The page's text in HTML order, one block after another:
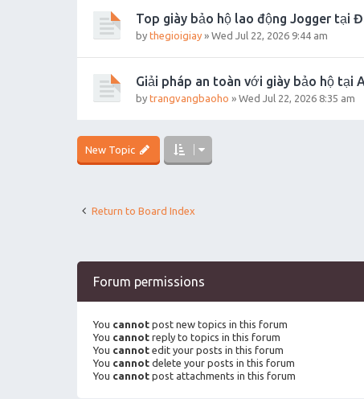
Top giày bảo hộ lao động Jogger tại
by thegioigiay » Wed Jul 22, 2026 9:44 am
Giải pháp an toàn với giày bảo hộ tại
by trangvangbaoho » Wed Jul 22, 2026 8:35 am
New Topic
Return to Board Index
Forum permissions
You cannot post new topics in this forum
You cannot reply to topics in this forum
You cannot edit your posts in this forum
You cannot delete your posts in this forum
You cannot post attachments in this forum